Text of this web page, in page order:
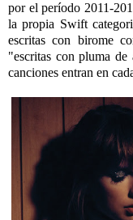
por el período 2011-
la propia Swift
escritas con birome
"escritas con pluma
canciones entran en